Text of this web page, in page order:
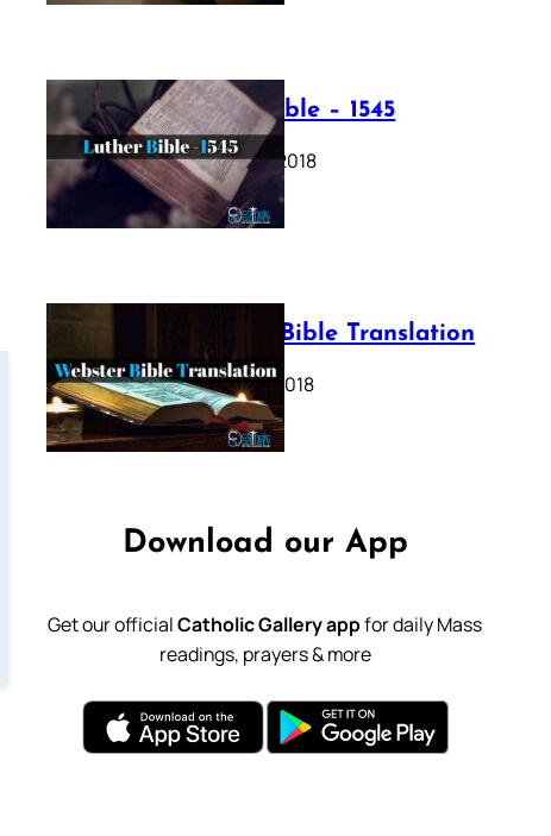
Luther Bible – 1545
October 17, 2018
Webster Bible Translation
October 11, 2018
Download our App
Get our officialCatholic Gallery appfor daily Mass
readings, prayers & more